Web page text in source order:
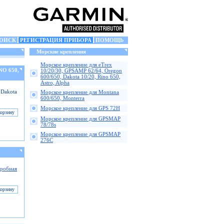
РЕГИСТРАЦИЯ ПРИБОРА
ПОМОЩЬ
650,
Морские крепления
Морское крепление для eTrex
10/20/30, GPSAMP 62/64, Oregon
600/650, Dakota 10/20, Rino 650,
Astro, Alpha
Морское крепление для Montana
600/650, Monterra
Морское крепление для GPS 72H
Морское крепление для GPSMAP
78/78s
Морское крепление для GPSMAP
276C